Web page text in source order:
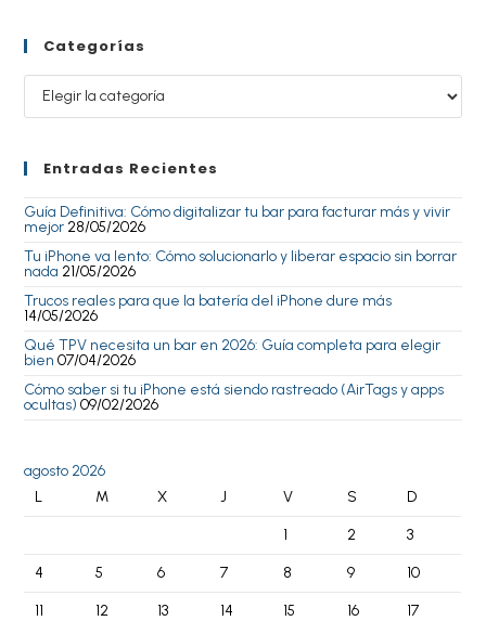
Categorías
Entradas Recientes
Guía Definitiva: Cómo digitalizar tu bar para facturar más y vivir
mejor 28/05/2026
Tu iPhone va lento: Cómo solucionarlo y liberar espacio sin borrar
nada 21/05/2026
Trucos reales para que la batería del iPhone dure más
14/05/2026
Qué TPV necesita un bar en 2026: Guía completa para elegir
bien 07/04/2026
Cómo saber si tu iPhone está siendo rastreado (AirTags y apps
ocultas) 09/02/2026
agosto 2026
L
M X J V S D
1 2 3
4 5 6 7 8 9 10
11 12 13 14 15 16 17